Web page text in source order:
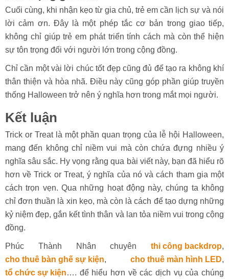
Cuối cùng, khi nhận kẹo từ gia chủ, trẻ em cần lịch sự và nói
lời cảm ơn. Đây là một phép tắc cơ bản trong giao tiếp,
không chỉ giúp trẻ em phát triển tính cách mà còn thể hiện
sự tôn trọng đối với người lớn trong cộng đồng.
Chỉ cần một vài lời chúc tốt đẹp cũng đủ để tạo ra không khí
thân thiện và hòa nhã. Điều này cũng góp phần giúp truyền
thống Halloween trở nên ý nghĩa hơn trong mắt mọi người.
Kết luận
Trick or Treat là một phần quan trọng của lễ hội Halloween,
mang đến không chỉ niềm vui mà còn chứa đựng nhiều ý
nghĩa sâu sắc. Hy vọng rằng qua bài viết này, bạn đã hiểu rõ
hơn về Trick or Treat, ý nghĩa của nó và cách tham gia một
cách trọn vẹn. Qua những hoạt động này, chúng ta không
chỉ đơn thuần là xin kẹo, mà còn là cách để tạo dựng những
kỷ niệm đẹp, gắn kết tình thân và lan tỏa niềm vui trong cộng
đồng.
Phúc Thành Nhân chuyên thi công backdrop,
cho thuê bàn ghế sự kiện, cho thuê màn hình LED,
tổ chức sự kiện…. để hiểu hơn về các dịch vụ của chúng